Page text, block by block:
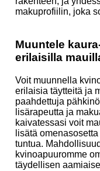
makuprofiilin, joka
Muuntele
erilaisilla
Voit muunnella
erilaisia täytteitä ja
paahdettuja
lisärapeutta ja
kaivatessasi voit
lisätä
tuntua.
kvinoapuuromme
täydellisen